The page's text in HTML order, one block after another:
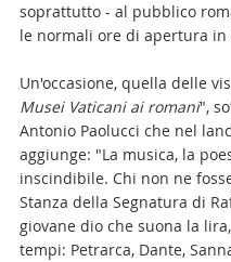
soprattutto - al pubblico
le normali ore di apertura
Un'occasione, quella delle
Musei Vaticani ai romani",
Antonio Paolucci che nel
aggiunge: "La musica, la
inscindibile. Chi non ne
Stanza della Segnatura di
giovane dio che suona la
tempi: Petrarca, Dante,